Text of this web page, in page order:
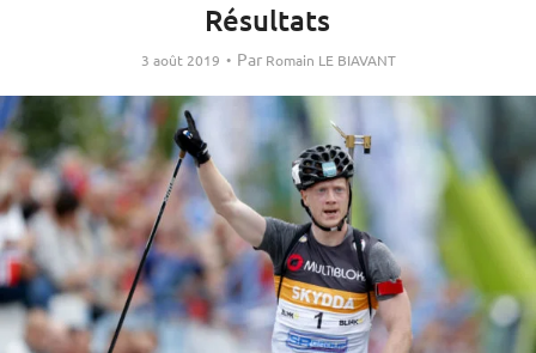
Résultats
3 août 2019 Par Romain LE BIAVANT